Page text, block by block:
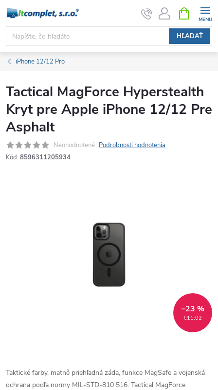
Prejsť
obsah
HĽADAŤ
KOŠÍK
iPhone 12/12 Pro
Tactical MagForce Hyperstealth
Kryt pre Apple iPhone 12/12 Pre
Asphalt
Neohodnotené Podrobnosti hodnotenia
Kód: 8596311205934
€11,02
–23 %
Taktické farby, matně priehľadná záda, funkce MagSafe a vojenská
ochrana podľa normy MIL-STD-810 516. Tactical MagForce